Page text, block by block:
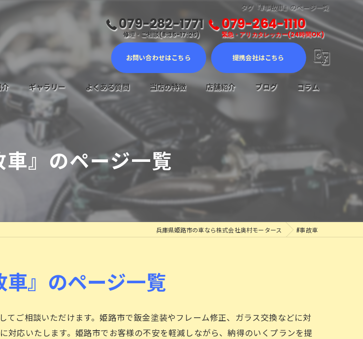
タグ『#事故車』のページ一覧
079-282-1771
修理・ご相談(8:35-17:25)
079-264-1110
緊急・アリカタレッカー(24時間OK)
お問い合わせはこちら 提携会社はこちら
について
ズヘコミ修理
販売
スについて
ギャラリー よくある質問 当店の特徴
メンテナンス
修理
ロードサービス
店舗紹介 ブログ コラム
』のページ一覧
兵庫県姫路市の車なら株式会社奥村モータース #事故車
車』のページ一覧
ご相談いただけます。姫路市で鈑金塗装やフレーム修正、ガラス交換などに対
応いたします。姫路市でお客様の不安を軽減しながら、納得のいくプランを提